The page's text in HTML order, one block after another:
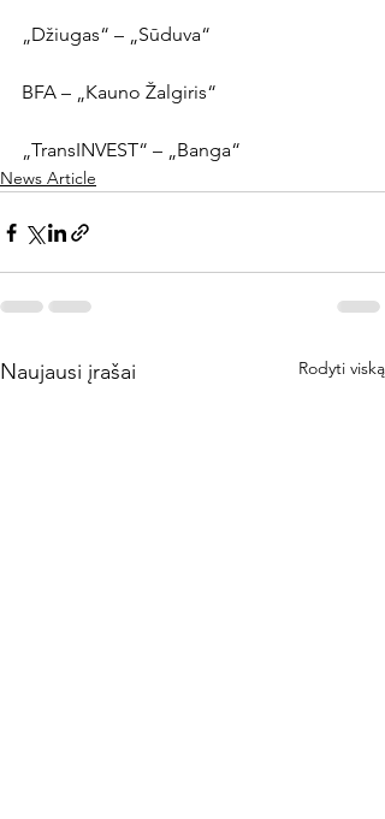
„Džiugas“ – „Sūduva“
BFA – „Kauno Žalgiris“
„TransINVEST“ – „Banga“
News Article
Naujausi įrašai Rodyti viską